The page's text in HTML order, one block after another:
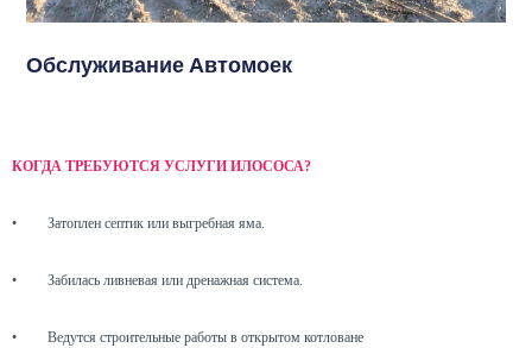
Обслуживание Автомоек
КОГДА ТРЕБУЮТСЯ УСЛУГИ ИЛОСОСА?
• Затоплен септик или выгребная яма.
• Забилась ливневая или дренажная система.
• Ведутся строительные работы в открытом котловане